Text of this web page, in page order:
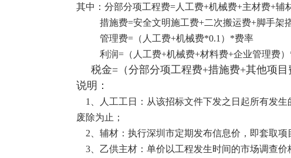
其中：分部分项工程费= 人工费+机械费+主材费+辅
措施费=安全文明施工费+二次搬运费+脚手架
管理费= （人工费+机械费*0.1 ） *费率
利润= （人工费+机械费+材料费+企业管理费）
税金=（分部分项工程费+措施费+其他项目
说明：
1 、人工工日：从该招标文件下发之日起所有发
废除为止；
2 、辅材：执行深圳市定期发布信息价，即套取项
3 、乙供主材：单价以工程发生时间的市场调查